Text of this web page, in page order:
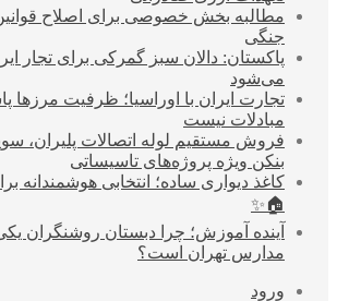
مطالبه بخش خصوصی برای اصلاح
جنگی
پاکستان: دالان سبز گمرکی برای تجار
می‌شود
تجارت ایران با اوراسیا؛ ظرفیت
مبادلات نیست
فروش مستقیم لوله اتصالات پلیران،
بنکن ویژه پروژه‌های تاسیساتی
کاغذ دیواری ساده؛ انتخابی هوشمندانه
🏠✨
آینده آموزش؛ چرا دبستان روشنگران
مدارس تهران است؟
ورود